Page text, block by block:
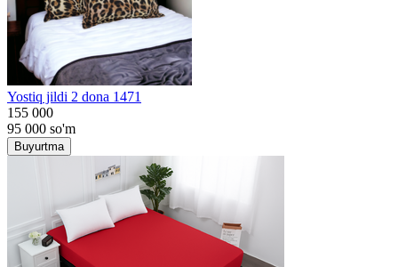
Yostiq jildi 2 dona 1471
155 000
95 000 so'm
Buyurtma